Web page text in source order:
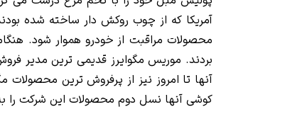
آمریکا که از چوب روکش دار ساخته شده
بردند. موریس مگوایرز قدیمی ترین مدیر
آنها تا امروز نیز از پرفروش ترین
کوشی آنها نسل دوم محصولات این شرکت را